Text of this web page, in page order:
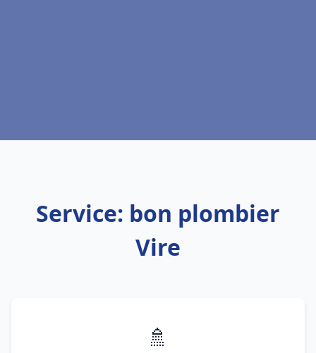
Service: bon plombier
Vire
🚿